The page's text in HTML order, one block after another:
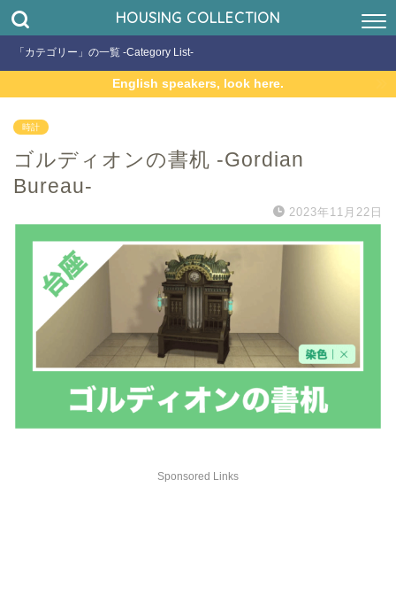
HOUSING COLLECTION
「カテゴリー」の一覧 -Category List-
English speakers, look here.
時計
ゴルディオンの書机 -Gordian
Bureau-
2023年11月22日
Sponsored Links